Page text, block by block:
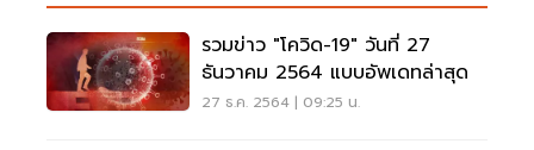
รวมข่าว "โควิด-19" วันที่ 27
ธันวาคม 2564 แบบอัพเดทล่าสุด
27 ธ.ค. 2564 | 09:25 น.